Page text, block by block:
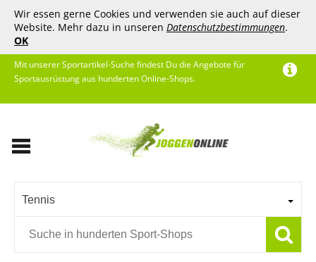
Wir essen gerne Cookies und verwenden sie auch auf dieser
Website. Mehr dazu in unseren Datenschutzbestimmungen.
OK
Mit unserer Sportartikel-Suche findest Du die Angebote für
Sportausrüstung aus hunderten Online-Shops.
Tennis